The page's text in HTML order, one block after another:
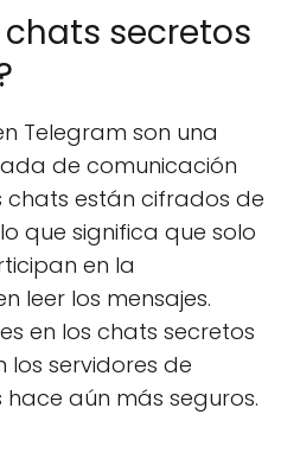
chats secretos
Telegram son una
de comunicación
chats están cifrados de
que significa que solo
en la
leer los mensajes.
en los chats secretos
los servidores de
hace aún más seguros.